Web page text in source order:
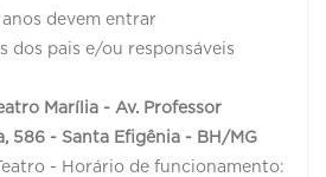
anos devem entrar
dos pais e/ou responsáveis
Marília - Av. Professor
586 - Santa Efigênia - BH/MG
- Horário de funcionamento: